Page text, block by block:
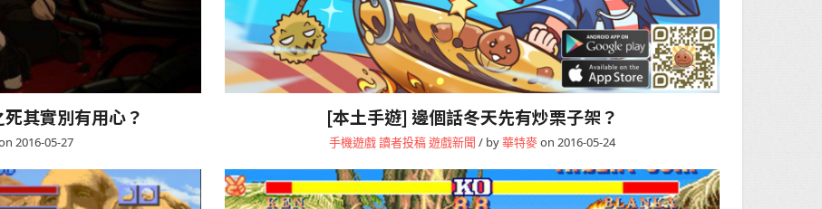
其實別有用心？
2016-05-27
[本土手遊] 邊個話冬天先有炒栗子架？
手機遊戲讀者投稿遊戲新聞 / by華特麥on 2016-05-24